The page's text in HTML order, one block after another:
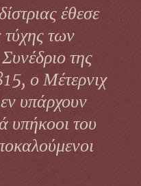
έθεσε
τύχης των
της
ο Μέτερνιχ
υπάρχουν
υπήκοοι του